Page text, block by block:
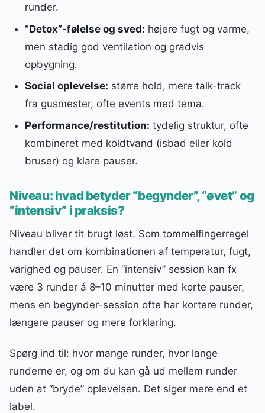
runder.
“Detox”-følelse og sved: højere fugt og varme,
men stadig god ventilation og gradvis
opbygning.
Social oplevelse: større hold, mere talk-track
fra gusmester, ofte events med tema.
Performance/restitution: tydelig struktur, ofte
kombineret med koldtvand (isbad eller kold
bruser) og klare pauser.
Niveau: hvad betyder “begynder”, “øvet” og
“intensiv” i praksis?
Niveau bliver tit brugt løst. Som tommelfingerregel
handler det om kombinationen af temperatur, fugt,
varighed og pauser. En “intensiv” session kan fx
være 3 runder á 8–10 minutter med korte pauser,
mens en begynder-session ofte har kortere runder,
længere pauser og mere forklaring.
Spørg ind til: hvor mange runder, hvor lange
runderne er, og om du kan gå ud mellem runder
uden at “bryde” oplevelsen. Det siger mere end et
label.